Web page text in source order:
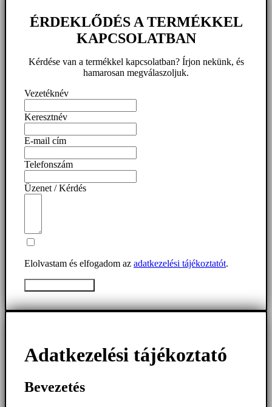
ÉRDEKLŐDÉS A TERMÉKKEL
KAPCSOLATBAN
Kérdése van a termékkel kapcsolatban? Írjon nekünk, és
hamarosan megválaszoljuk.
Vezetéknév
Keresztnév
E-mail cím
Telefonszám
Üzenet / Kérdés
Elolvastam és elfogadom az adatkezelési tájékoztatót.
Adatkezelési tájékoztató
Bevezetés